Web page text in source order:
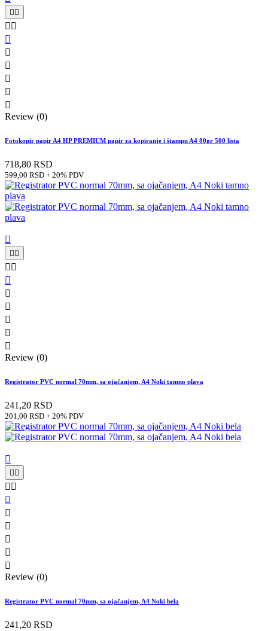
 
 






Review (0)
Fotokopir papir A4 HP PREMIUM papir za kopiranje i štampu A4 80gr 500 lista
718,80 RSD
599,00 RSD + 20% PDV

 
 






Review (0)
Registrator PVC normal 70mm, sa ojačanjem, A4 Noki tamno plava
241,20 RSD
201,00 RSD + 20% PDV

 
 






Review (0)
Registrator PVC normal 70mm, sa ojačanjem, A4 Noki bela
241,20 RSD